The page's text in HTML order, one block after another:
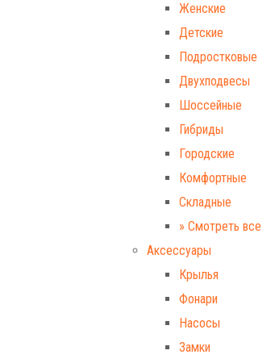
Женские
Детские
Подростковые
Двухподвесы
Шоссейные
Гибриды
Городские
Комфортные
Складные
» Смотреть все
Аксессуары
Крылья
Фонари
Насосы
Замки